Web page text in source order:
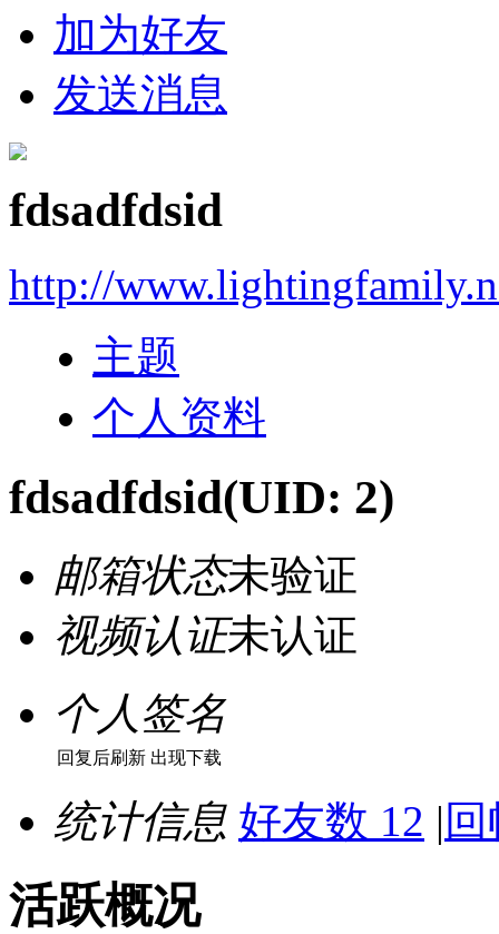
加为好友
发送消息
fdsadfdsid
http://
主题
个人资料
fdsadfdsid(UID: 2)
邮箱状态未验证
视频认证未认证
个人签名
回复后刷新 出现下载
统计信息 好友数 12 |
活跃概况